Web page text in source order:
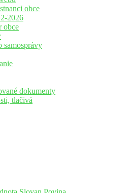
obce
2026
obce
samosprávy
dokumenty
tlačivá